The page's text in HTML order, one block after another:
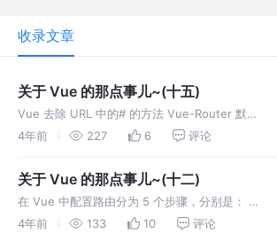
收录文章
关于 Vue 的那点事儿~(十五)
Vue 去除 URL 中的# 的方法 Vue-Router 默认
使用 hash 模式，所以在路由加载的时候，项目
用 Vue-Router 的
4年前 227 6 评论
关于 Vue 的那点事儿~(十二)
在 Vue 中配置路由分为 5 个步骤，分别是： 安
装 引用 配置路由文件 视图加载的位置 跳转导
4年前 133 10 评论